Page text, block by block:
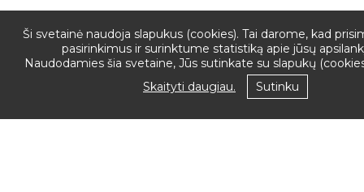
NAUJIENAS
Ši svetainė naudoja slapukus (cookies). Tai darome, kad
pasirinkimus ir surinktume statistiką apie jūsų
Naudodamies šia svetaine, Jūs sutinkate su slapukų
Skaityti daugiau.
Sutinku